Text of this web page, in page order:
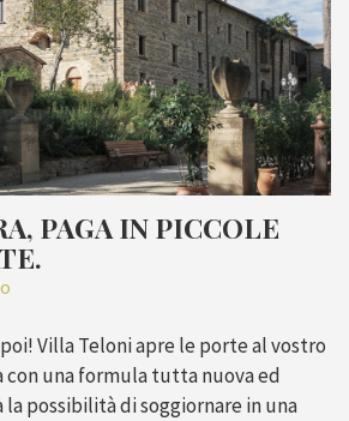
PAGA IN PICCOLE
Villa Teloni apre le porte al vostro
con una formula tutta nuova ed
la possibilità di soggiornare in una